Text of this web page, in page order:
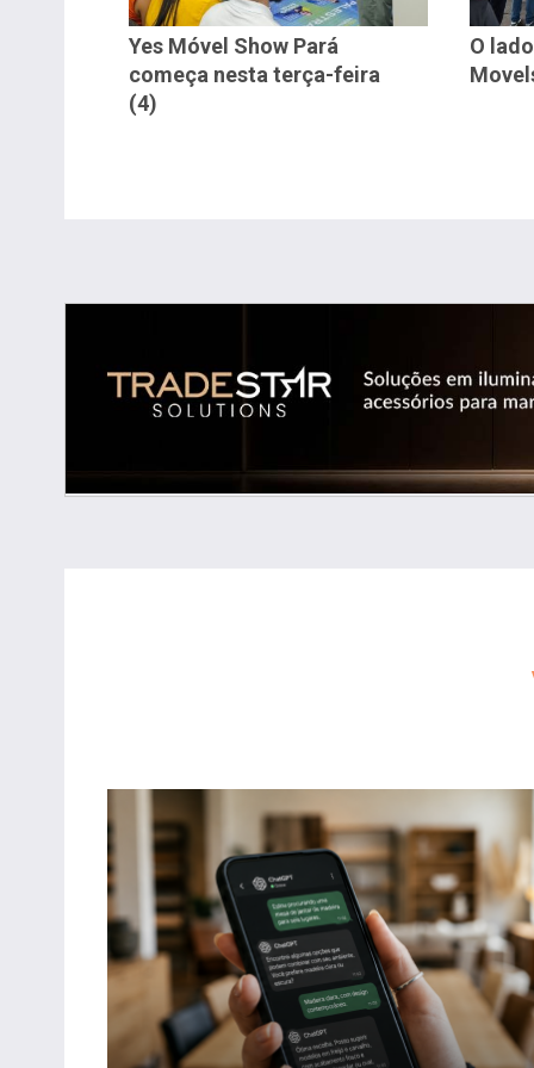
Yes Móvel Show Pará
começa nesta terça-feira
(4)
O